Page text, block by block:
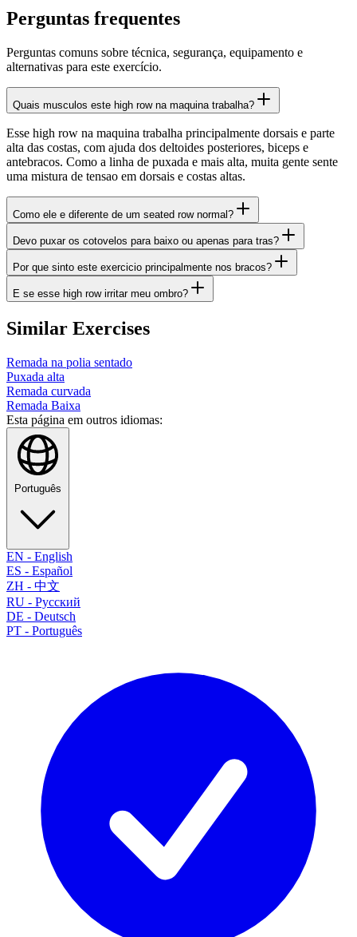
Perguntas frequentes
Perguntas comuns sobre técnica, segurança, equipamento e
alternativas para este exercício.
Quais musculos este high row na maquina trabalha?
Esse high row na maquina trabalha principalmente dorsais e parte
alta das costas, com ajuda dos deltoides posteriores, biceps e
antebracos. Como a linha de puxada e mais alta, muita gente sente
uma mistura de tensao em dorsais e costas altas.
Como ele e diferente de um seated row normal?
Devo puxar os cotovelos para baixo ou apenas para tras?
Por que sinto este exercicio principalmente nos bracos?
E se esse high row irritar meu ombro?
Similar Exercises
Remada na polia sentado
Puxada alta
Remada curvada
Remada Baixa
Esta página em outros idiomas:
Português
EN - English
ES - Español
ZH - 中文
RU - Русский
DE - Deutsch
PT - Português